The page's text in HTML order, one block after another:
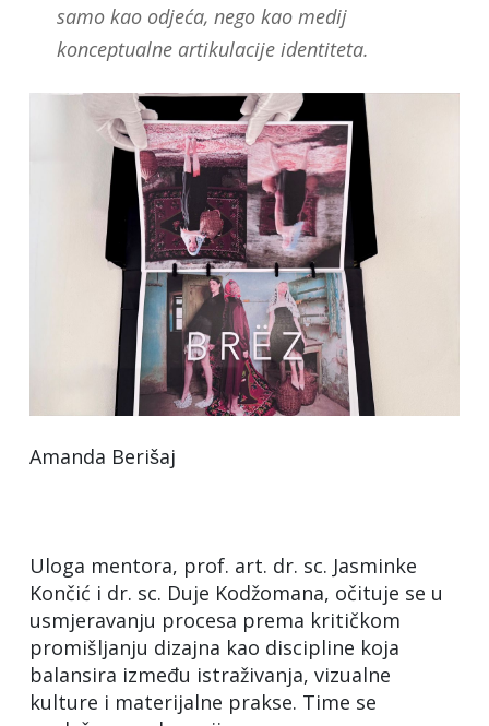
samo kao odjeća, nego kao medij
konceptualne artikulacije identiteta.
Amanda Berišaj
Uloga mentora, prof. art. dr. sc. Jasminke
Končić i dr. sc. Duje Kodžomana, očituje se u
usmjeravanju procesa prema kritičkom
promišljanju dizajna kao discipline koja
balansira između istraživanja, vizualne
kulture i materijalne prakse. Time se